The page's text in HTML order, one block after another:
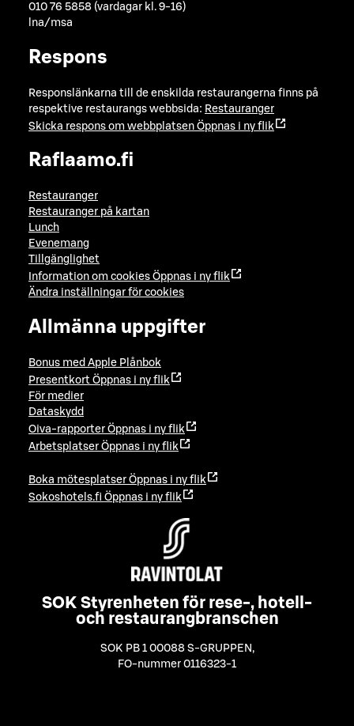
010 76 5858 (vardagar kl. 9-16)
lna/msa
Respons
Responslänkarna till de enskilda restaurangerna finns på
respektive restaurangs webbsida: Restauranger
Skicka respons om webbplatsen Öppnas i ny flik
Raflaamo.fi
Restauranger
Restauranger på kartan
Lunch
Evenemang
Tillgänglighet
Information om cookies Öppnas i ny flik
Ändra inställningar för cookies
Allmänna uppgifter
Bonus med Apple Plånbok
Presentkort Öppnas i ny flik
För medier
Dataskydd
Oiva-rapporter Öppnas i ny flik
Arbetsplatser Öppnas i ny flik
Boka mötesplatser Öppnas i ny flik
Sokoshotels.fi Öppnas i ny flik
SOK Styrenheten för rese-, hotell-
och restaurangbranschen
SOK PB 1 00088 S-GRUPPEN ,
FO-nummer 0116323-1